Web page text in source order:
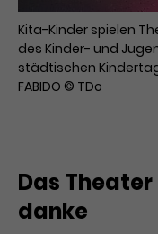
Kita-Kinder spielen
des Kinder- und
städtischen
FABIDO © TDo
Das
danke